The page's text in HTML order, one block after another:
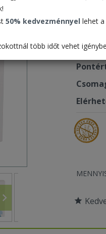
50% kedvezménnyel lehet a
több időt vehet